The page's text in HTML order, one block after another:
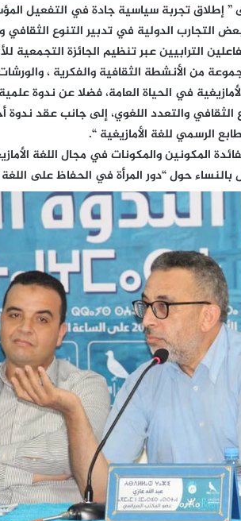
” إطلاق تجربة سياسية جادة في التفعيل
التجارب الدولية في تدبير التنوع الثقافي
الترابيين عبر تنظيم الجائزة التجمعية
من الأنشطة الثقافية والفكرية ،
الأمازيغية في الحياة العامة، فضلا عن ندوة
والتعدد اللغوي، إلى جانب عقد ندوة
الرسمي للغة الأمازيغية “.
المكونين والمكونات في مجال اللغة
حول “دور المرأة في الحفاظ على اللغة